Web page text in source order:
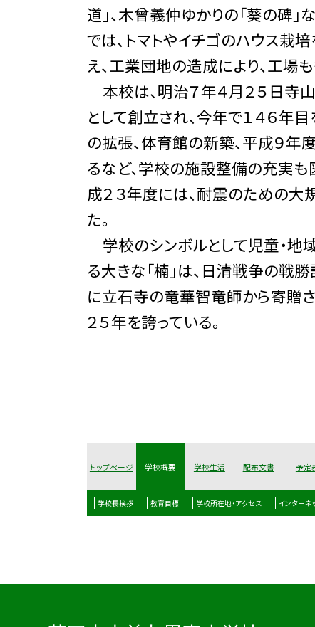
道」、木曾義仲ゆかりの「葵の碑
では、トマトやイチゴのハウス栽
え、工業団地の造成により、工場も
本校は、明治７年４月２５日寺
として創立され、今年で１４６年
の拡張、体育館の新築、平成９
るなど、学校の施設整備の充実も
成２３年度には、耐震のための
た。
学校のシンボルとして児童・地
る大きな「楠」は、日清戦争の戦
に立石寺の竜華智竜師から寄贈
２５年を誇っている。
トップページ 学校概要
学校長挨拶 教育目標 学校所在地・アクセス インターネ
学校生活 配布文書 予定